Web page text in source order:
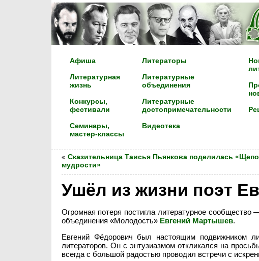
Афиша
Литературная
жизнь
Конкурсы,
фестивали
Семинары,
мастер-классы
Литераторы
Литературные
объединения
Литературные
достопримечательности
Видеотека
« Сказительница Таисья Пьянкова поделилась
мудрости»
Ушёл из жизни поэт
Огромная потеря постигла литературное сообщество
объединения «Молодость» Евгений Мартышев.
Евгений Фёдорович был настоящим подвижником
литераторов. Он с энтузиазмом откликался на
всегда с большой радостью проводил встречи с